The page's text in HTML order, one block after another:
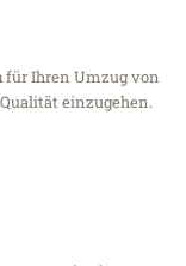
für Ihren Umzug von
einzugehen.